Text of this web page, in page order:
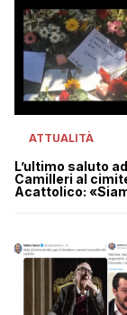
ATTUALITÀ
L’ultimo saluto
Camilleri al
Acattolico: